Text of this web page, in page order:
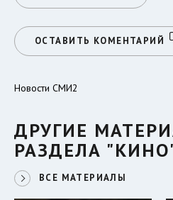
ОСТАВИТЬ КОМЕНТАРИЙ
Новости СМИ2
ДРУГИЕ
РАЗДЕЛА
ВСЕ МАТЕРИАЛЫ